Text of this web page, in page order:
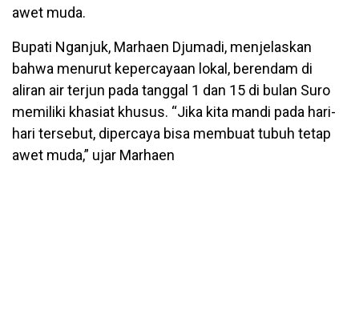
awet muda.
Bupati Nganjuk, Marhaen Djumadi, menjelaskan
bahwa menurut kepercayaan lokal, berendam di
aliran air terjun pada tanggal 1 dan 15 di bulan Suro
memiliki khasiat khusus. “Jika kita mandi pada hari-
hari tersebut, dipercaya bisa membuat tubuh tetap
awet muda,” ujar Marhaen